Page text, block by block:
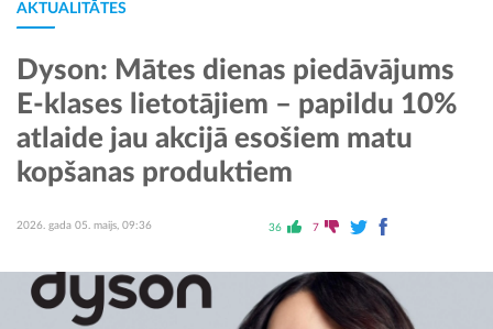
AKTUALITĀTES
Dyson: Mātes dienas piedāvājums
E-klases lietotājiem – papildu 10%
atlaide jau akcijā esošiem matu
kopšanas produktiem
2026. gada 05. maijs, 09:36 36 7